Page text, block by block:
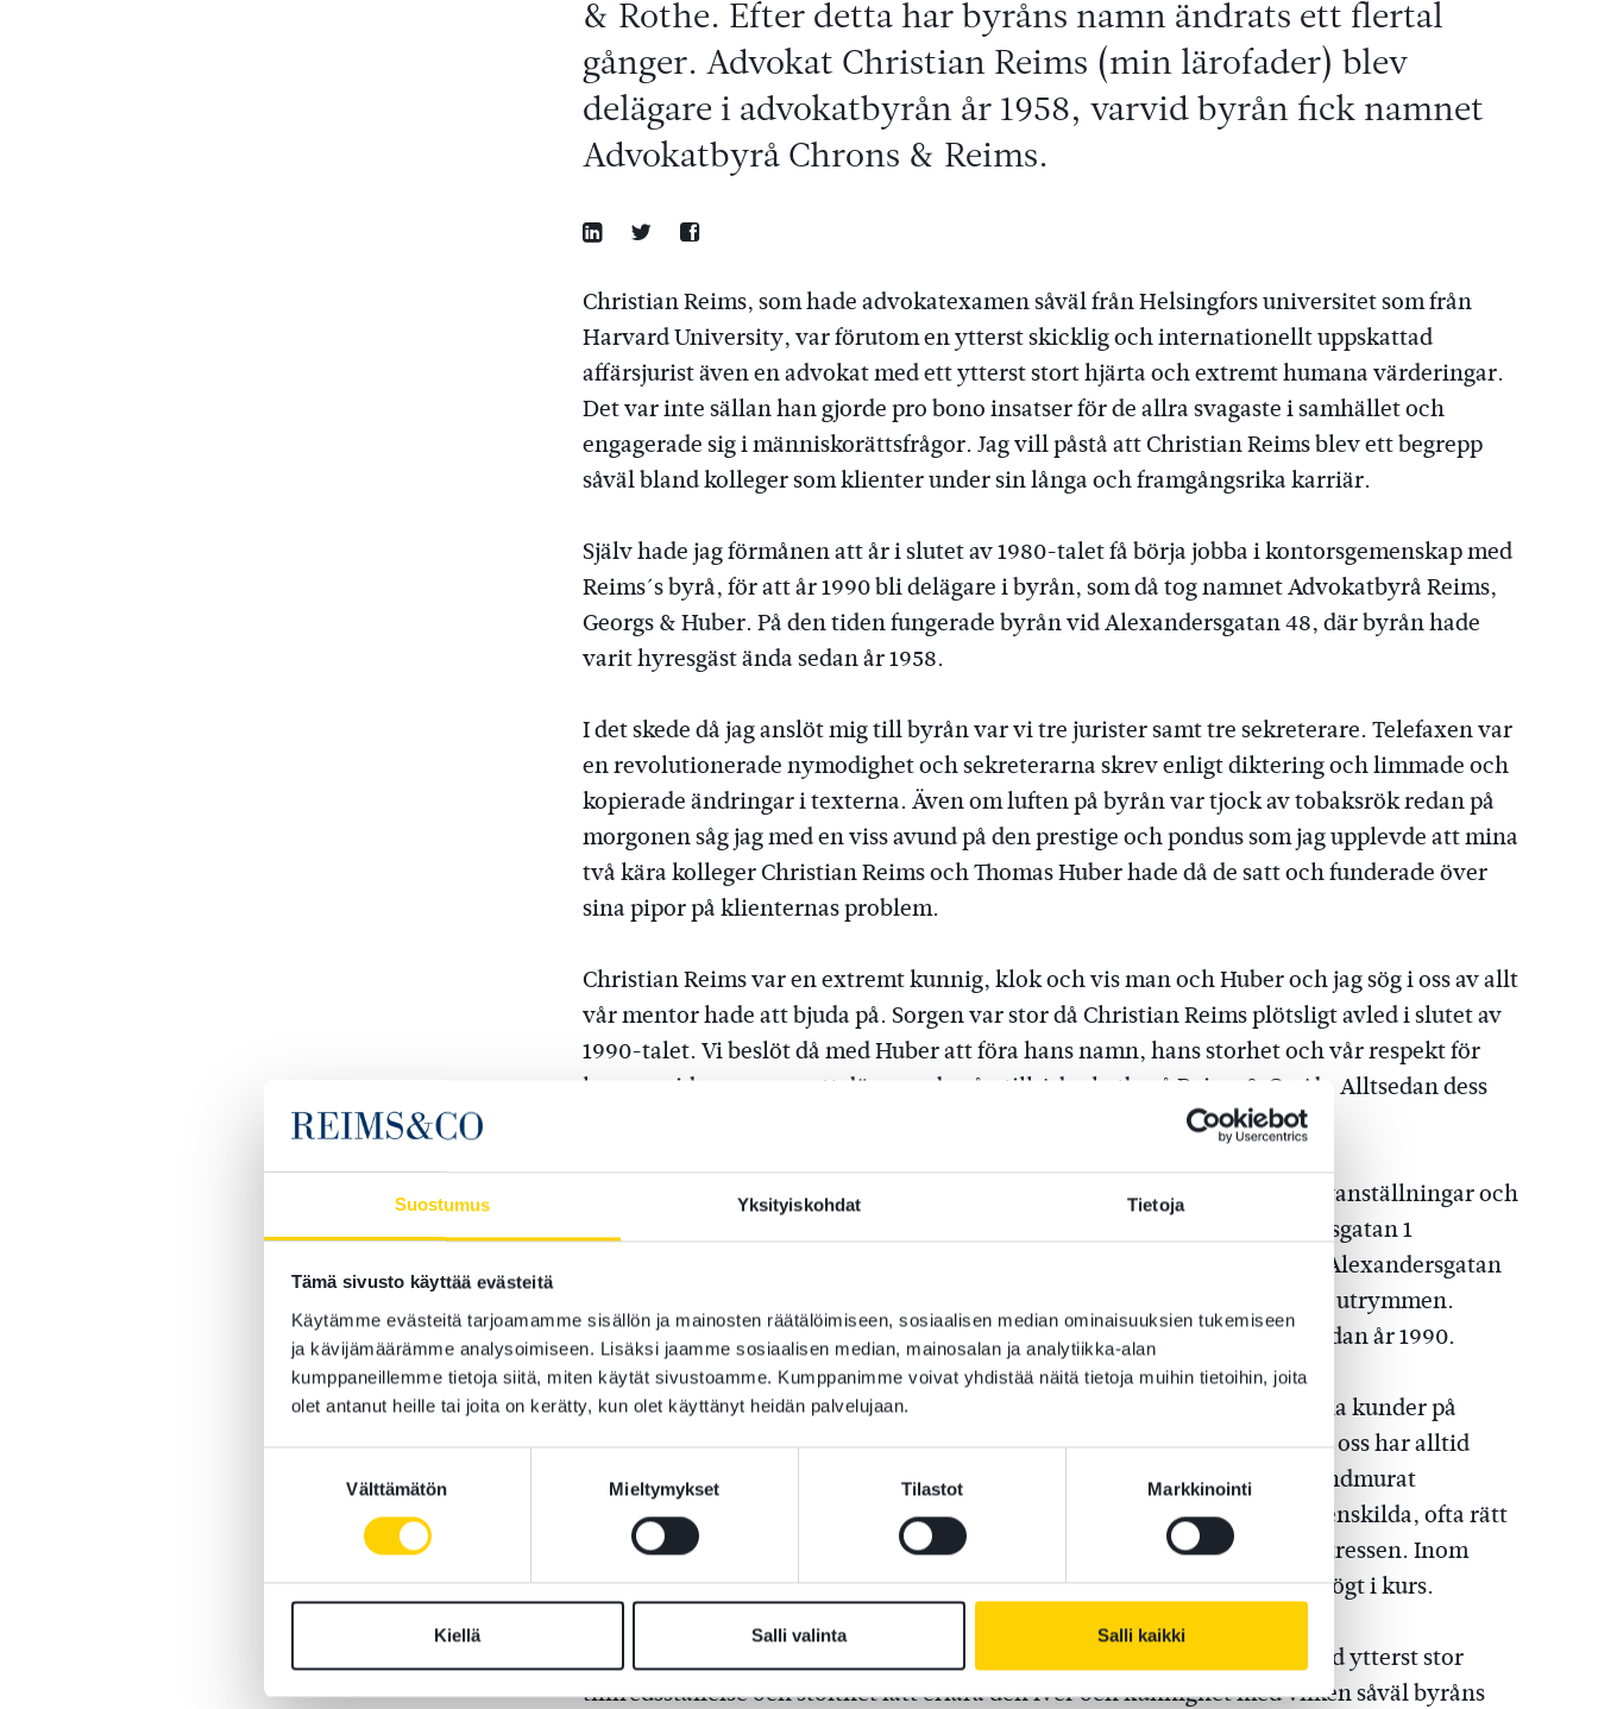
Suostumus Yksityiskohdat Tietoja
Tämä sivusto käyttää evästeitä
Käytämme evästeitä tarjoamamme sisällön ja mainosten räätälöimiseen, sosiaalisen median ominaisuuksien tukemiseen
ja kävijämäärämme analysoimiseen. Lisäksi jaamme sosiaalisen median, mainosalan ja analytiikka-alan
kumppaneillemme tietoja siitä, miten käytät sivustoamme. Kumppanimme voivat yhdistää näitä tietoja muihin tietoihin, joita
olet antanut heille tai joita on kerätty, kun olet käyttänyt heidän palvelujaan.
Välttämätön Mieltymykset Tilastot Markkinointi
Kiellä Salli valinta Salli kaikki
& Rothe. Efter detta har byråns namn ändrats ett flertal
gånger. Advokat Christian Reims (min lärofader) blev
delägare i advokatbyrån år 1958, varvid byrån fick namnet
Advokatbyrå Chrons & Reims.
Christian Reims, som hade advokatexamen såväl från Helsingfors universitet som från
Harvard University, var förutom en ytterst skicklig och internationellt uppskattad
affärsjurist även en advokat med ett ytterst stort hjärta och extremt humana värderingar.
Det var inte sällan han gjorde pro bono insatser för de allra svagaste i samhället och
engagerade sig i människorättsfrågor. Jag vill påstå att Christian Reims blev ett begrepp
såväl bland kolleger som klienter under sin långa och framgångsrika karriär.
Själv hade jag förmånen att år i slutet av 1980-talet få börja jobba i kontorsgemenskap med
Reims´s byrå, för att år 1990 bli delägare i byrån, som då tog namnet Advokatbyrå Reims,
Georgs & Huber. På den tiden fungerade byrån vid Alexandersgatan 48, där byrån hade
varit hyresgäst ända sedan år 1958.
I det skede då jag anslöt mig till byrån var vi tre jurister samt tre sekreterare. Telefaxen var
en revolutionerade nymodighet och sekreterarna skrev enligt diktering och limmade och
kopierade ändringar i texterna. Även om luften på byrån var tjock av tobaksrök redan på
morgonen såg jag med en viss avund på den prestige och pondus som jag upplevde att mina
två kära kolleger Christian Reims och Thomas Huber hade då de satt och funderade över
sina pipor på klienternas problem.
Christian Reims var en extremt kunnig, klok och vis man och Huber och jag sög i oss av allt
vår mentor hade att bjuda på. Sorgen var stor då Christian Reims plötsligt avled i slutet av
1990-talet. Vi beslöt då med Huber att föra hans namn, hans storhet och vår respekt för
honom vidare genom att döpa om byrån till Advokatbyrå Reims & Co Ab. Alltsedan dess
Efter detta har byrån vuxit till vad den är idag genom såväl fusion som nyanställningar och
utvidgning av verksamheten. Efter en sejour åren 2000-2006 på Skillnadsgatan 1
återvände vi till Alexandersgatan 48, för att år 2017 flytta över gatan till Alexandersgatan
15, då det ständigt växande antalet jurister och assistenter tarvade större utrymmen.
Byrån har även ett filialkontor i Borgå på adressen Biskopsgatan 16 alltsedan år 1990.
Advokatbyrå Reims & Co Ab har i alla tider varit en byrå som betjänar sina kunder på
många språk och inom en mångfald av juridikens områden. Ledorden för oss har alltid
varit ett brett och omfattande juridiskt kunnande, ansvar för och ett grundmurat
förtroende mellan oss och våra klienter. Vi bryr oss lika mycket om den enskilda, ofta rätt
försvarslösa människan, som om våra företagsklienters och samfunds intressen. Inom
byrån har även medmänsklighet, omsorg om varandra och trivsel stått högt i kurs.
Jag har, som den numera äldsta delägaren i Advokatbyrå Reims & Co, med ytterst stor
tillfredsställelse och stolthet fått erfara den iver och kunnighet med vilken såväl byråns